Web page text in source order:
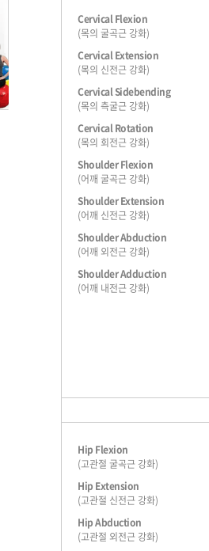
Cervical Flexion
(목의 굴곡근 강화)
Cervical Extension
(목의 신전근 강화)
Cervical Sidebending
(목의 측굴근 강화)
Cervical Rotation
(목의 회전근 강화)
Shoulder Flexion
(어깨 굴곡근 강화)
Shoulder Extension
(어깨 신전근 강화)
Shoulder Abduction
(어깨 외전근 강화)
Shoulder Adduction
(어깨 내전근 강화)
Hip Flexion
(고관절 굴곡근 강화)
Hip Extension
(고관절 신전근 강화)
Hip Abduction
(고관절 외전근 강화)